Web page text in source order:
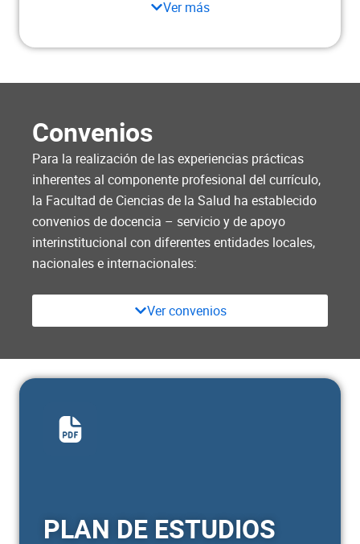
Semestre VII
ASIGNATURA CRÉDITOS
Ética y bioética en la praxis del
cuidado
3
Competencias ciudadanas
10
anciano I
Ver más
Convenios
Para la realización de las experiencias prácticas
inherentes al componente profesional del currículo,
la Facultad de Ciencias de la Salud ha establecido
convenios de docencia – servicio y de apoyo
interinstitucional con diferentes entidades locales,
nacionales e internacionales:
Ver convenios
PLAN DE ESTUDIOS